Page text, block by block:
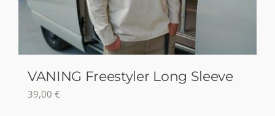
VANING Freestyler Long Sleeve
39,00 €